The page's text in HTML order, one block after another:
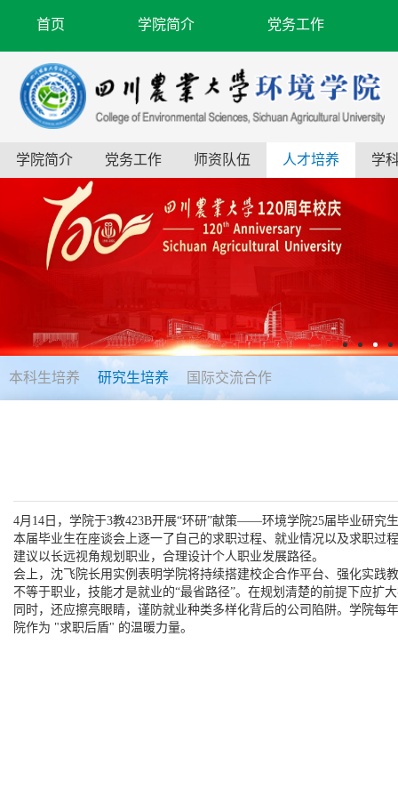
首页 学院简介 党务工作
学院简介 党务工作 师资队伍 人才培养 学
本科生培养 研究生培养 国际交流合作
4月14日，学院于3教423B开展“环研”献策——环境学院25届毕业研究
本届毕业生在座谈会上逐一了自己的求职过程、就业情况以及求职过
建议以长远视角规划职业，合理设计个人职业发展路径。
会上，沈飞院长用实例表明学院将持续搭建校企合作平台、强化实践
不等于职业，技能才是就业的“最省路径”。在规划清楚的前提下应扩
同时，还应擦亮眼睛，谨防就业种类多样化背后的公司陷阱。学院
院作为 "求职后盾" 的温暖力量。